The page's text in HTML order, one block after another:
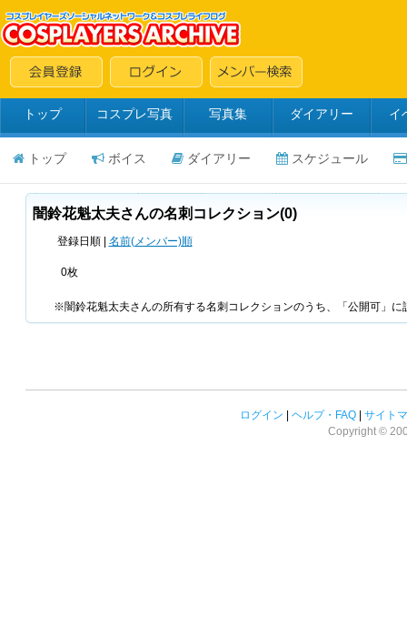
トップ コスプレ写真 写真集 ダイアリー イ
トップ ボイス ダイアリー スケジュール
闇鈴花魁太夫さんの名刺コレクション(0)
登録日順 | 名前(メンバー)順
0枚
※闇鈴花魁太夫さんの所有する名刺コレクションのうち、「公開可」
ログイン ヘルプ・FAQ
サイト
Copyright ©